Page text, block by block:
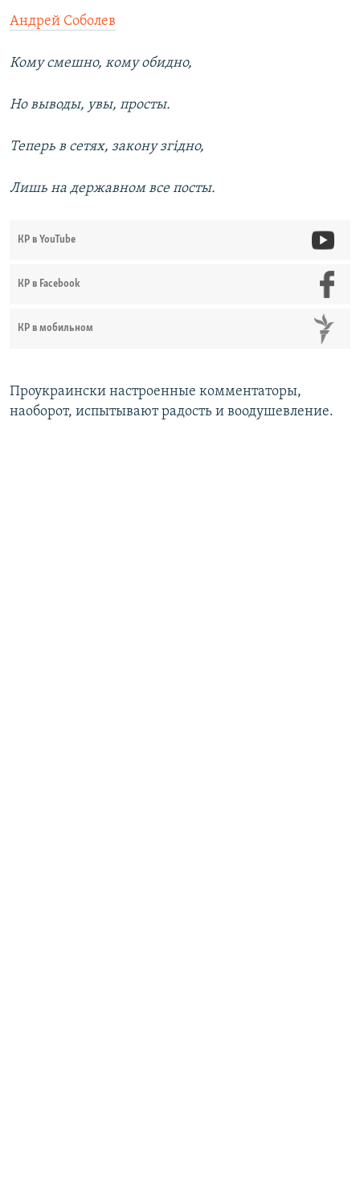
Андрей Соболев
Кому смешно, кому обидно,
Но выводы, увы, просты.
Теперь в сетях, закону згiдно,
Лишь на державном все посты.
КР в YouTube
КР в Facebook
КР в мобильном
Проукраински настроенные комментаторы,
наоборот, испытывают радость и воодушевление.